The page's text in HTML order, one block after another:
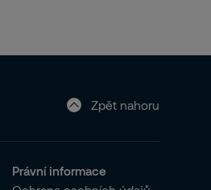
Zpět nahoru
Právní informace